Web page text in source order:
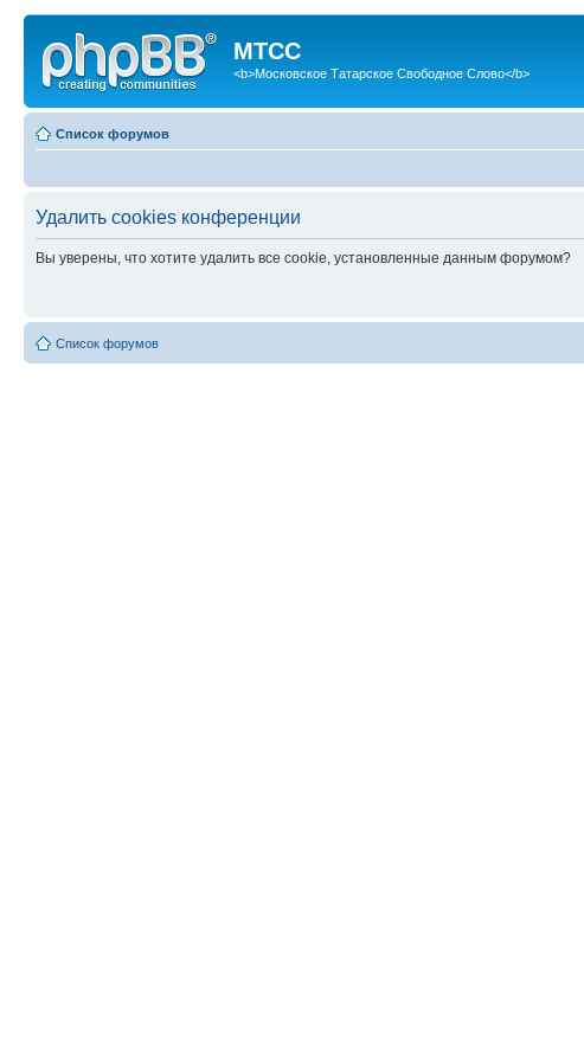
МТСС
<b>Московское Татарское Свободное Слово</b>
Список форумов
Удалить cookies конференции
Вы уверены, что хотите удалить все cookie, установленные данным форумом?
Список форумов